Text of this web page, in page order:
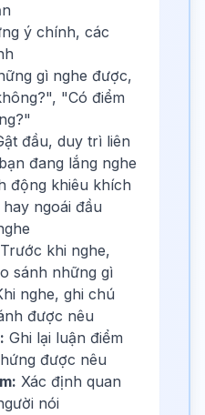
ý chính, các
gì nghe được,
"Có điểm
đầu, duy trì liên
đang lắng nghe
động khiêu khích
ngoái đầu
Trước khi nghe,
sánh những gì
nghe, ghi chú
được nêu
Ghi lại luận điểm
được nêu
Xác định quan
nói